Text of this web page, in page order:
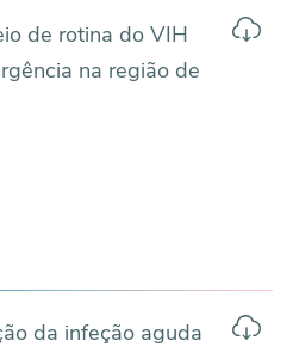
de rotina do VIH
na região de
da infeção aguda